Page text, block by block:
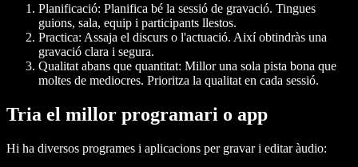
Planificació: Planifica bé la sessió de gravació. Tingues
guions, sala, equip i participants llestos.
Practica: Assaja el discurs o l'actuació. Així obtindràs una
gravació clara i segura.
Qualitat abans que quantitat: Millor una sola pista bona que
moltes de mediocres. Prioritza la qualitat en cada sessió.
Tria el millor programari o app
Hi ha diversos programes i aplicacions per gravar i editar àudio: